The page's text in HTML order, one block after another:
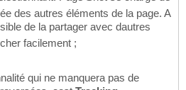
des autres éléments de la page. A
de la partager avec dautres
facilement ;
qui ne manquera pas de